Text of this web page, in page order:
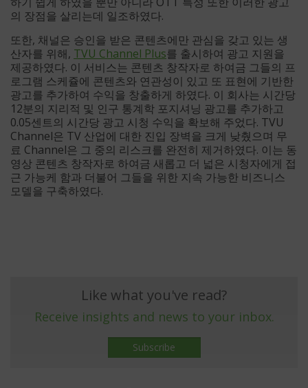
의 장점을 살리는데 일조하였다.
또한, 채널은 승인을 받은 콘텐츠에만 관심을 갖고 있는 생
산자를 위해, TVU Channel Plus를 출시하여 광고 지원을
제공하였다. 이 서비스는 콘텐츠 창작자로 하여금 그들의 프
로그램 스케쥴에 콘텐츠와 연관성이 있고 또 표현에 기반한
광고를 추가하여 수익을 창출하게 하였다. 이 회사는 시간당
12분의 지리적 및 인구 통계학 포지셔닝 광고를 추가하고
0.05센트의 시간당 광고 시청 수익을 확보해 주었다. TVU
Channel은 TV 산업에 대한 진입 장벽을 크게 낮췄으며 무
료 Channel은 그 중의 리스크를 완전히 제거하였다. 이는 동
영상 콘텐츠 창작자로 하여금 새롭고 더 넓은 시청자에게 접
근 가능케 함과 더불어 그들을 위한 지속 가능한 비즈니스
모델을 구축하였다.
Like what you've read?
Receive insights and news to your inbox.
Subscribe